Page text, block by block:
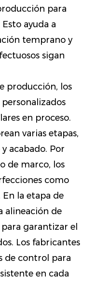
para
ayuda a
temprano y
sigan
producción, los
en proceso.
varias etapas,
acabado. Por
de marco, los
como
la etapa de
alineación de
garantizar el
Los fabricantes
de control para
en cada